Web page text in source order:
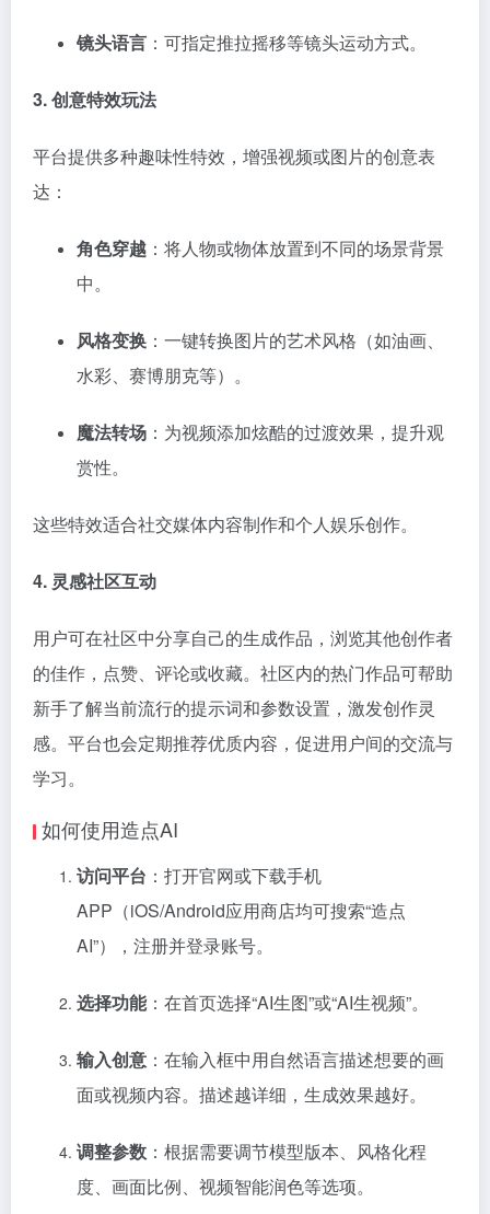
镜头语言 ：可指定推拉摇移等镜头运动方式。
3. 创意特效玩法
平台提供多种趣味性特效，增强视频或图片的创意表
达：
角色穿越 ：将人物或物体放置到不同的场景背景
中。
风格变换 ：一键转换图片的艺术风格（如油画、
水彩、赛博朋克等）。
魔法转场 ：为视频添加炫酷的过渡效果，提升观
赏性。
这些特效适合社交媒体内容制作和个人娱乐创作。
4. 灵感社区互动
用户可在社区中分享自己的生成作品，浏览其他创作者
的佳作，点赞、评论或收藏。社区内的热门作品可帮助
新手了解当前流行的提示词和参数设置，激发创作灵
感。平台也会定期推荐优质内容，促进用户间的交流与
学习。
如何使用造点AI
访问平台 ：打开官网或下载手机
APP（iOS/Android应用商店均可搜索“造点
AI”），注册并登录账号。
选择功能：在首页选择“AI生图”或“AI生视频”。
输入创意 ：在输入框中用自然语言描述想要的画
面或视频内容。描述越详细，生成效果越好。
调整参数 ：根据需要调节模型版本、风格化程
度、画面比例、视频智能润色等选项。